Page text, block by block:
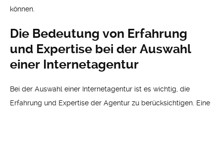
können.
Die Bedeutung von Erfahrung
und Expertise bei der Auswahl
einer Internetagentur
Bei der Auswahl einer Internetagentur ist es wichtig, die
Erfahrung und Expertise der Agentur zu berücksichtigen. Eine